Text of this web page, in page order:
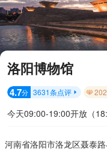
洛阳博物馆
4.7分 3631条点评 
今天09:00-19:00开放（
河南省洛阳市洛龙区聂泰